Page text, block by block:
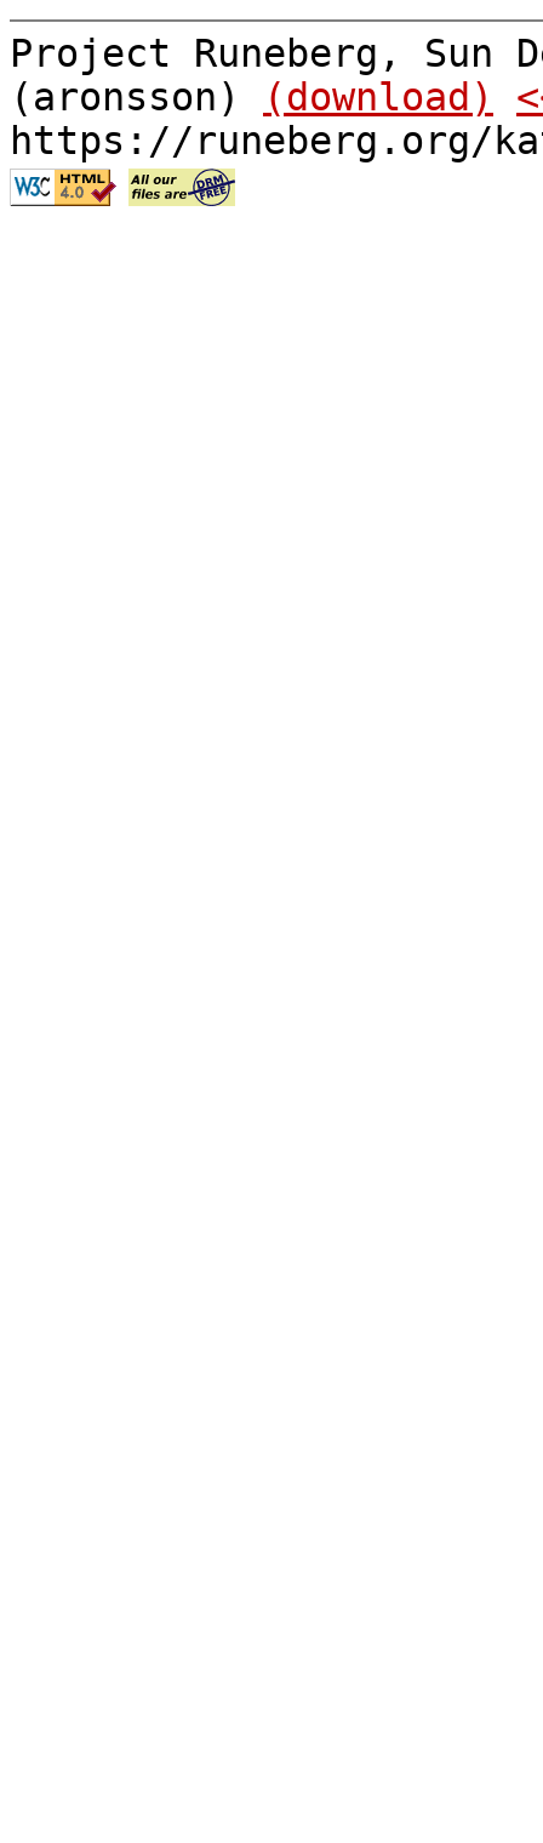
Project Runeberg, Sun
(aronsson)
(download)
https://runeberg.org/